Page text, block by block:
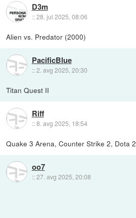
D3m
::28. jul 2025, 08:06
Alien vs. Predator (2000)
PacificBlue
::2. avg 2025, 20:30
Titan Quest II
Riff
::8. avg 2025, 18:54
Quake 3 Arena, Counter Strike 2, Dota 2
oo7
::27. avg 2025, 20:08